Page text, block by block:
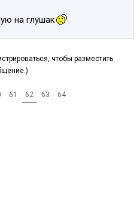
на глушак
чтобы разместить
61 62 63 64